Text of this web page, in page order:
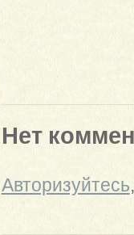
Нет
Авторизуйтесь